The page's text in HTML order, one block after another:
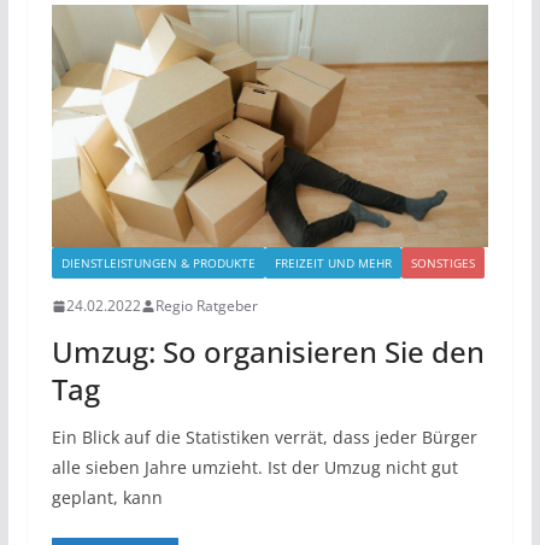
DIENSTLEISTUNGEN & PRODUKTE FREIZEIT UND MEHR SONSTIGES
24.02.2022 Regio Ratgeber
Umzug: So organisieren Sie den
Tag
Ein Blick auf die Statistiken verrät, dass jeder Bürger
alle sieben Jahre umzieht. Ist der Umzug nicht gut
geplant, kann